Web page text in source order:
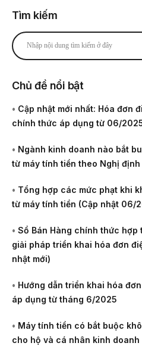
Tìm kiếm
Chủ đề nổi bật
• Cập nhật mới nhất: Hóa đơn
chính thức áp dụng từ 06/
• Ngành kinh doanh nào bắt
từ máy tính tiền theo Nghị định
• Tổng hợp các mức phạt khi
từ máy tính tiền (Cập nhật 06/
• Sổ Bán Hàng chính thức hợp
giải pháp triển khai hóa đơn
nhật mới)
• Hướng dẫn triển khai hóa
áp dụng từ tháng 6/2025
• Máy tính tiền có bắt buộc
cho hộ và cá nhân kinh doanh